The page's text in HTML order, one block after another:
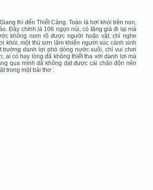
thì đến Thiết Cảng. Toàn là hơi khói trên non,
Đây chính là 106 ngọn núi, có tăng già đi lại mà
không nom rõ được người hoặc vật, chỉ nghe
khói, một thú sơn lâm khiến người xúc cảnh sinh
trường danh lợi phó dòng nước xuôi, chỉ vui chơi
ai có hay lòng đã không thiết tha với danh lợi mà
qua mình đã không đạt được cái chân độn nên
trong một bài thơ :